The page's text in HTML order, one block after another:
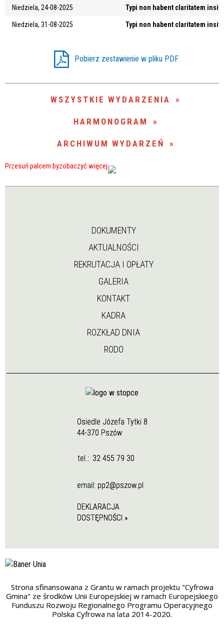
Miejsce
Niedziela, 24-08-2025 Typi non habent claritatem
Niedziela, 31-08-2025 Typi non habent claritatem
Pobierz zestawienie w pliku PDF
WSZYSTKIE WYDARZENIA
HARMONOGRAM
ARCHIWUM WYDARZEŃ
DOKUMENTY
AKTUALNOŚCI
REKRUTACJA I OPŁATY
GALERIA
KONTAKT
KADRA
ROZKŁAD DNIA
RODO
Osiedle Józefa Tytki 8
44-370 Pszów
tel.: 32 455 79 30
email: pp2@pszow.pl
DEKLARACJA
DOSTĘPNOŚCI »
Strona sfinansowana z Grantu w ramach projektu "Cyfrowa
Gmina" ze środków Unii Europejskiej w ramach Europejskiego
Funduszu Rozwoju Regionalnego Programu Operacyjnego
Polska Cyfrowa na lata 2014-2020.